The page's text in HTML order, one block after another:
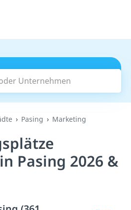
Unternehmen
Suchen
Pasing Marketing
Pasing 2026 &